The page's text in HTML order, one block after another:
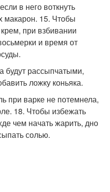
в него воткнуть
макарон. 15. Чтобы
при взбивании
и время от
будут рассыпчатыми,
ложку коньяка.
при варке не потемнела,
18. Чтобы избежать
чем начать жарить, дно
солью.